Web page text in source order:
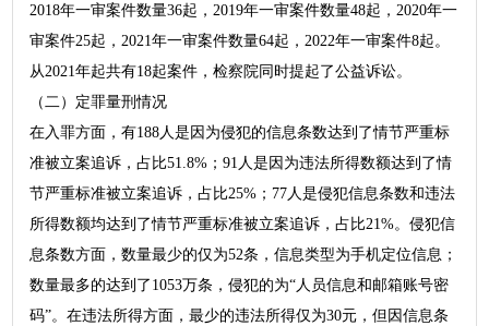
2018年一审案件数量36起，2019年一审案件数量48起，2020年一
审案件25起，2021年一审案件数量64起，2022年一审案件8起。
从2021年起共有18起案件，检察院同时提起了公益诉讼。
（二）定罪量刑情况
在入罪方面，有188人是因为侵犯的信息条数达到了情节严重标
准被立案追诉，占比51.8%；91人是因为违法所得数额达到了情
节严重标准被立案追诉，占比25%；77人是侵犯信息条数和违法
所得数额均达到了情节严重标准被立案追诉，占比21%。侵犯信
息条数方面，数量最少的仅为52条，信息类型为手机定位信息；
数量最多的达到了1053万条，侵犯的为“人员信息和邮箱账号密
码”。在违法所得方面，最少的违法所得仅为30元，但因信息条